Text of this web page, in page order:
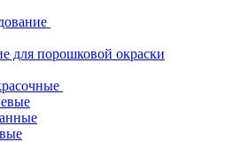
для порошковой окраски